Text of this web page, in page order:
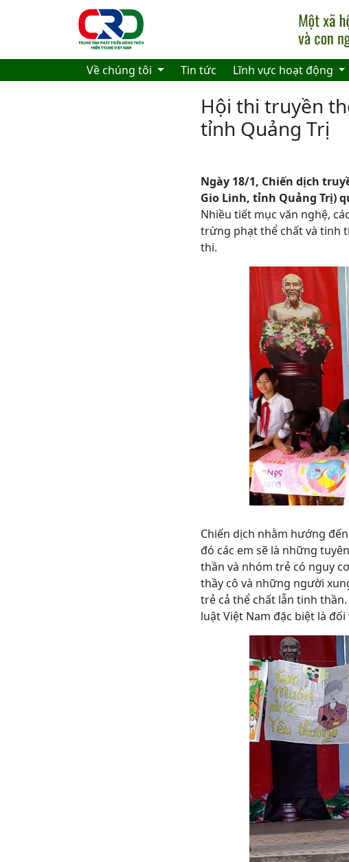
Skip to main content
Về chúng tôi Tin tức Lĩnh vực hoạt động
Hội thi truyền
tỉnh Quảng Trị
Ngày 18/1, Chiến dịch
Gio Linh, tỉnh Quảng Trị)
Nhiều tiết mục văn nghệ,
trừng phạt thể chất và tinh
thi.
Chiến dịch nhằm hướng
đó các em sẽ là những
thần và nhóm trẻ có nguy
thầy cô và những người
trẻ cả thể chất lẫn tinh
luật Việt Nam đặc biệt là